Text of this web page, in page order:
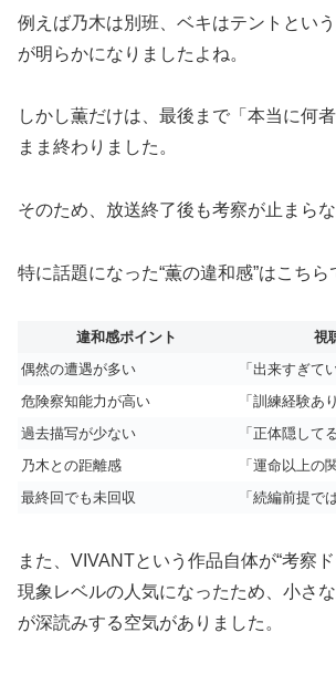
例えば乃木は別班、ベキはテントとい
が明らかになりましたよね。
しかし薫だけは、最後まで「本当に何
まま終わりました。
そのため、放送終了後も考察が止まらな
特に話題になった“薫の違和感”はこちら
違和感ポイント
視
偶然の遭遇が多い
「出来すぎて
危険察知能力が高い
「訓練経験あ
過去描写が少ない
「正体隠して
乃木との距離感
「運命以上の
最終回でも未回収
「続編前提で
また、VIVANTという作品自体が“考察
現象レベルの人気になったため、小さ
が深読みする空気がありました。